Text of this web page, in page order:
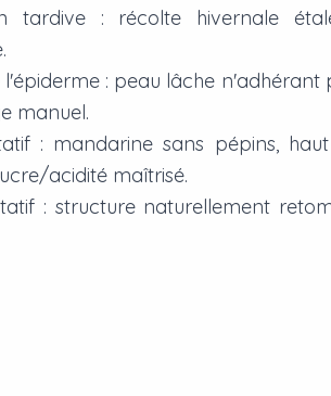
tardive : récolte hivernale
l'épiderme : peau lâche n'adhérant
manuel.
: mandarine sans pépins,
acidité maîtrisé.
: structure naturellement